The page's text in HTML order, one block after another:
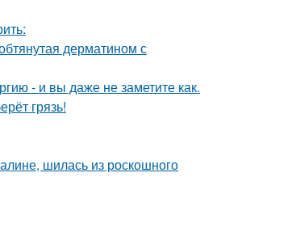
дерматином с
- и вы даже не заметите как.
грязь!
шилась из роскошного